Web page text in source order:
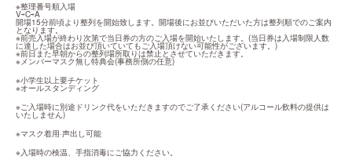
※整理番号順入場
V⇨C⇨A
開場15分前頃より整列を開始致します。開場後にお並びいただいた方は整列順でのご案内
となります。
※前売入場が終わり次第で当日券の方のご入場を開始いたします。(当日券は入場制限人数
に達した場合はお並び頂いていてもご入場頂けない可能性がございます。)
※前日また早朝からの整列場所取りは禁止とさせていただきます。
※メンバーマスク無し特典会(事務所側の任意)
※小学生以上要チケット
※オールスタンディング
※ご入場時に別途ドリンク代をいただきますのでご了承ください(アルコール飲料の提供は
いたしません)
※マスク着用·声出し可能
※入場時の検温、手指消毒にご協力ください。